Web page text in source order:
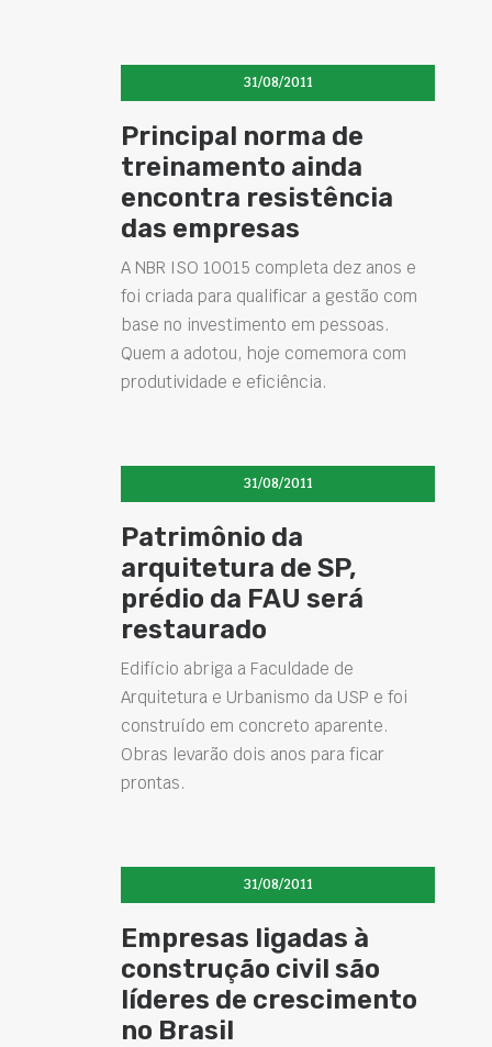
31/08/2011
Principal norma de
treinamento ainda
encontra resistência
das empresas
A NBR ISO 10015 completa dez anos e
foi criada para qualificar a gestão com
base no investimento em pessoas.
Quem a adotou, hoje comemora com
produtividade e eficiência.
31/08/2011
Patrimônio da
arquitetura de SP,
prédio da FAU será
restaurado
Edifício abriga a Faculdade de
Arquitetura e Urbanismo da USP e foi
construído em concreto aparente.
Obras levarão dois anos para ficar
prontas.
31/08/2011
Empresas ligadas à
construção civil são
líderes de crescimento
no Brasil